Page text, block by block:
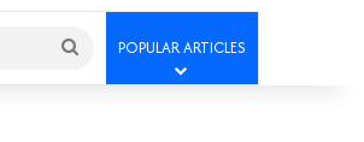
Search
for
POPULAR ARTICLES